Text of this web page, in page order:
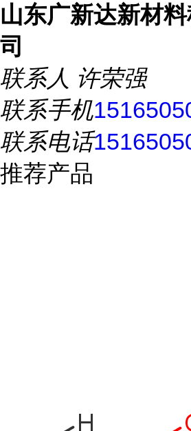
山东广新达新材
司
联系人 许荣强
联系手机
联系电话
推荐产品